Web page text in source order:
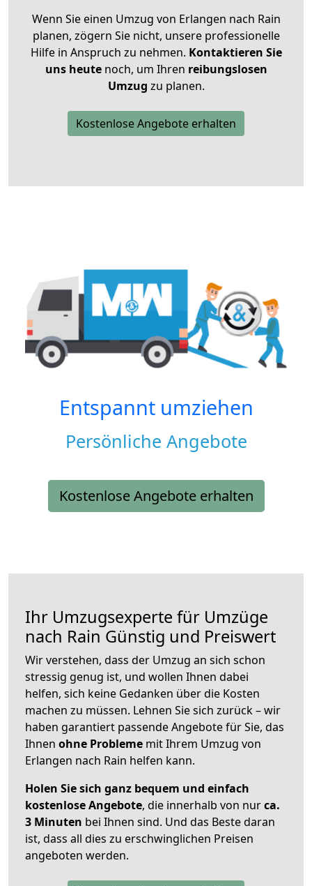
Wenn Sie einen Umzug von Erlangen nach Rain
planen, zögern Sie nicht, unsere professionelle
Hilfe in Anspruch zu nehmen. Kontaktieren Sie
uns heutenoch, um Ihren reibungslosen
Umzug zu planen.
Kostenlose Angebote erhalten
Entspannt umziehen
Persönliche Angebote
Kostenlose Angebote erhalten
Ihr Umzugsexperte für Umzüge
nach Rain Günstig und Preiswert
Wir verstehen, dass der Umzug an sich schon
stressig genug ist, und wollen Ihnen dabei
helfen, sich keine Gedanken über die Kosten
machen zu müssen. Lehnen Sie sich zurück – wir
haben garantiert passende Angebote für Sie, das
Ihnen ohne Probleme mit Ihrem Umzug von
Erlangen nach Rain helfen kann.
Holen Sie sich ganz bequem und einfach
kostenlose Angebote, die innerhalb von nurca.
3 Minuten bei Ihnen sind. Und das Beste daran
ist, dass all dies zu erschwinglichen Preisen
angeboten werden.